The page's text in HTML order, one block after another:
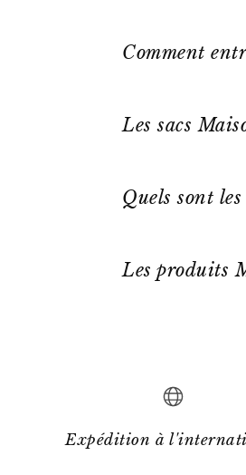
Comment
Les sacs
Quels sont
Les produits
Expédition à